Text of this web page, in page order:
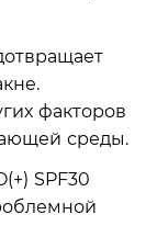
факторов
среды.